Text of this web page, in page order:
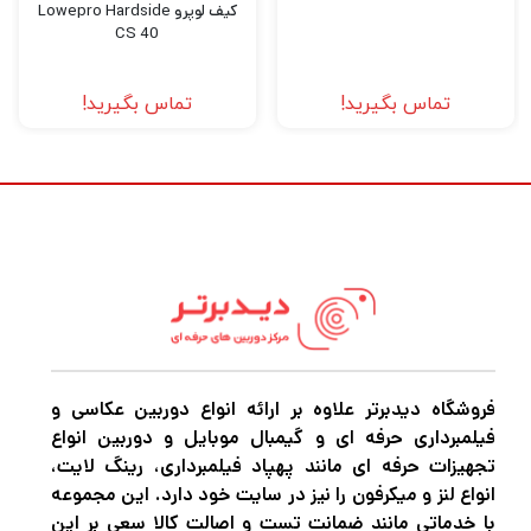
جذاب و کلاسیک، وظیفه قفل ایمنی را نیز بر
عهده دارند.
بندهای قابل تنظیم شانه و پدهای نرم پشت کیف،
راحتی فوق‌العاده‌ای را در استفاده طولانی‌مدت
فراهم می‌کنند.
دستگیره محکم بالای کیف نیز برای حمل دستی
تماس بگیرید!
کیف لوپرو Lowepro Hardside
CS 40
تماس بگیرید!
فروشگاه دیدبرتر علاوه بر ارائه انواع دوربین عکاسی و
فیلمبرداری حرفه ای و گیمبال موبایل و دوربین انواع
تجهیزات حرفه ای مانند پهپاد فیلمبرداری، رینگ لایت،
انواع لنز و میکرفون را نیز در سایت خود دارد. این مجموعه
با خدماتی مانند ضمانت تست و اصالت کالا سعی بر این